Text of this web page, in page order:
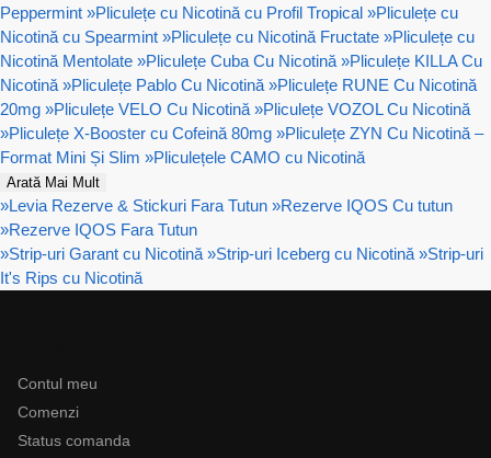
Peppermint »Pliculețe cu Nicotină cu Profil Tropical »Pliculețe cu
Nicotină cu Spearmint »Pliculețe cu Nicotină Fructate »Pliculețe cu
Nicotină Mentolate »Pliculețe Cuba Cu Nicotină »Pliculețe KILLA Cu
Nicotină »Pliculețe Pablo Cu Nicotină »Pliculețe RUNE Cu Nicotină
20mg »Pliculețe VELO Cu Nicotină »Pliculețe VOZOL Cu Nicotină
»Pliculețe X-Booster cu Cofeină 80mg »Pliculețe ZYN Cu Nicotină –
Format Mini Și Slim »Pliculețele CAMO cu Nicotină
Arată Mai Mult
»Levia Rezerve & Stickuri Fara Tutun »Rezerve IQOS Cu tutun
»Rezerve IQOS Fara Tutun
»Strip-uri Garant cu Nicotină »Strip-uri Iceberg cu Nicotină »Strip-uri
It's Rips cu Nicotină
Contul meu
Comenzi
Status comanda